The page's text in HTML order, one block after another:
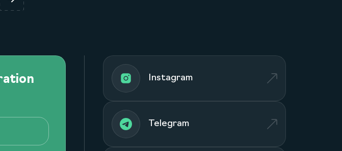
Instagram
Telegram